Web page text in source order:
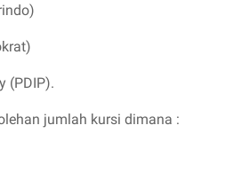
(PDIP).
jumlah kursi dimana :